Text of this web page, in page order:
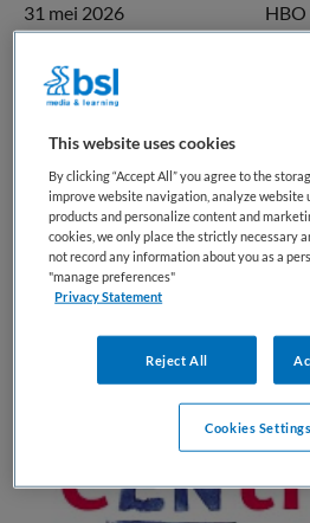
31 mei 2026 HBO
Starter
Vacature niet
Deze vacature Sociaal
ouderenpsychiatrie bij GGz
Hieronder staan enkele
wellicht interessant zijn.
This website uses cookies
By clicking “Accept All” you agree to the
improve website navigation, analyze website
products and personalize content and
cookies, we only place the strictly necessary
not record any information about you as a
"manage preferences"
Privacy Statement
Reject All
Cookies Settings